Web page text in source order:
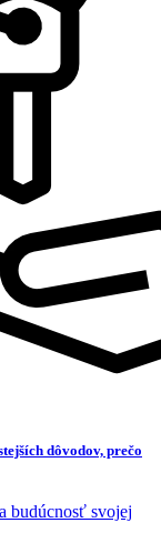
dôvodov, prečo